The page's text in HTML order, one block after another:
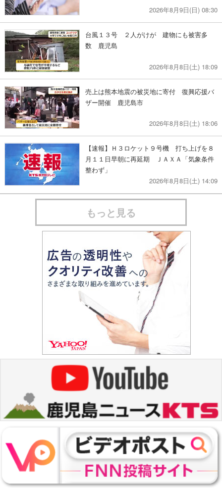
2026年8月9日(日) 08:30
台風１３号 ２人がけが 建物にも被害多
数 鹿児島
2026年8月8日(土) 18:09
売上は熊本地震の被災地に寄付 復興応援バ
ザー開催 鹿児島市
2026年8月8日(土) 18:06
【速報】Ｈ３ロケット９号機 打ち上げを８
月１１日早朝に再延期 ＪＡＸＡ「気象条件
整わず」
2026年8月8日(土) 14:09
もっと見る